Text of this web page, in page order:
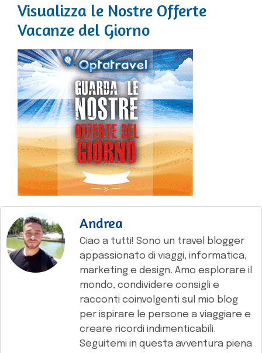
Visualizza le Nostre Offerte
Vacanze del Giorno
Andrea
Ciao a tutti! Sono un travel blogger
appassionato di viaggi, informatica,
marketing e design. Amo esplorare il
mondo, condividere consigli e
racconti coinvolgenti sul mio blog
per ispirare le persone a viaggiare e
creare ricordi indimenticabili.
Seguitemi in questa avventura piena